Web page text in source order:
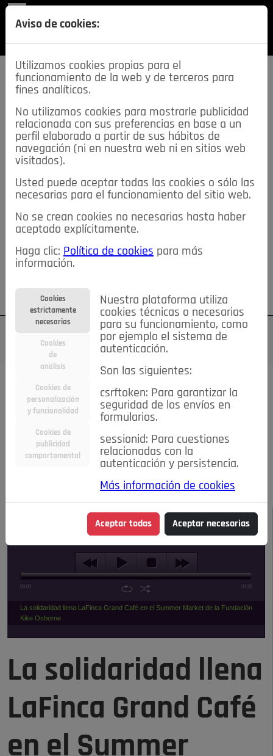
SECCIONES
descarga esta
REVISTA
≡NOTICIAS
NOTICIAS SERVICIOS DE INTERÉS
TABLÓN DE ANUNCIOS MIS ANUNCIOS CONTACTO
NOSOTROS
Su cuenta Regístrese ¿Olvidó su contraseña?
Todas las noticias..
#TePrestoMisOjos Caridad
Ciencia&Tecnología
Economía
Entretenimiento
Estilo de Vida
Internacional
Madrid Opinión IN
Pozuelo de Alarcón
Salud 🔴 En Directo
NOTICIAS
Escucha el audio de esta noticia:
00:00 04:55
La solidaridad llena LaFinca Grand Café en el Summer Market de la Fundación
Kike Osborne
La solidaridad llena
LaFinca Grand Café
en el Summer
Aviso de cookies:
Utilizamos cookies propias para el
funcionamiento de la web y de terceros para
fines analíticos.
No utilizamos cookies para mostrarle publicidad
relacionada con sus preferencias en base a un
perfil elaborado a partir de sus hábitos de
navegación (ni en nuestra web ni en sitios web
visitados).
Usted puede aceptar todas las cookies o sólo las
necesarias para el funcionamiento del sitio web.
No se crean cookies no necesarias hasta haber
aceptado explícitamente.
Haga clic: Política de cookies para más
información.
Cookies
estrictamente
necesarias
Cookies
de
análisis
Cookies de
personalización
y funcionalidad
Cookies de
publicidad
comportamental
Nuestra plataforma utiliza
cookies técnicas o necesarias
para su funcionamiento, como
por ejemplo el sistema de
autenticación.
Son las siguientes:
csrftoken: Para garantizar la
seguridad de los envíos en
formularios.
sessionid: Para cuestiones
relacionadas con la
autenticación y persistencia.
Más información de cookies
Aceptar todas Aceptar necesarias